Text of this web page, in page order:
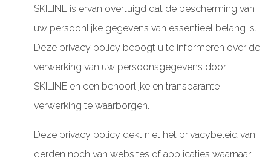
SKILINE is ervan overtuigd dat de bescherming van
uw persoonlijke gegevens van essentieel belang is.
Deze privacy policy beoogt u te informeren over de
verwerking van uw persoonsgegevens door
SKILINE en een behoorlijke en transparante
verwerking te waarborgen.
Deze privacy policy dekt niet het privacybeleid van
derden noch van websites of applicaties waarnaar